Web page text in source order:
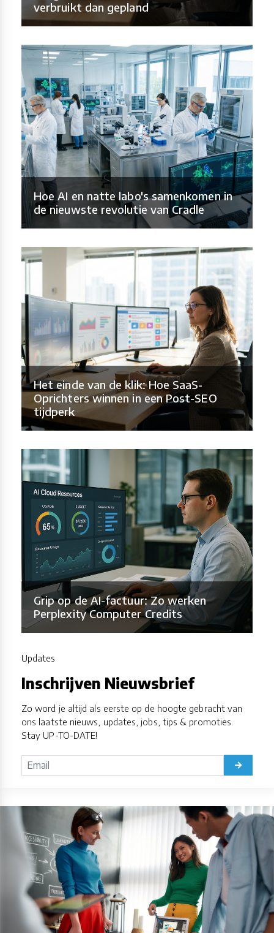
verbruikt dan gepland
Hoe AI en natte labo's samenkomen in
de nieuwste revolutie van Cradle
Het einde van de klik: Hoe SaaS-
Oprichters winnen in een Post-SEO
tijdperk
Grip op de AI-factuur: Zo werken
Perplexity Computer Credits
Updates
Inschrijven Nieuwsbrief
Zo word je altijd als eerste op de hoogte gebracht van
ons laatste nieuws, updates, jobs, tips & promoties.
Stay UP-TO-DATE!